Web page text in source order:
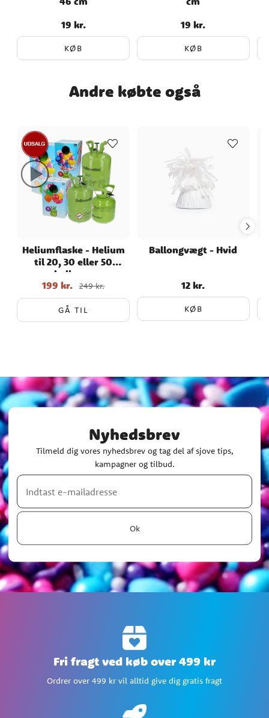
Pris: 19 kr.
19 kr.
KØB
Pris: 19 kr.
19 kr.
KØB
Andre købte også
Heliumflaske - Helium
til 20, 30 eller 50
balloner
Nupris: 199 kr.Tidligere
199 kr. 249 kr.
GÅ TIL
Ballongvægt - Hvid
Pris:12 kr.
12 kr.
KØB
Nyhedsbrev
Tilmeld dig vores nyhedsbrev og tag del af sjove tips,
kampagner og tilbud.
Ok
Fri fragt ved køb over 499 kr
Ordrer over 499 kr vil alltid give dig gratis fragt